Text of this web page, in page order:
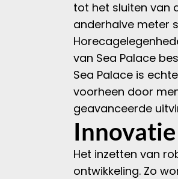
tot het sluiten van
anderhalve meter
van Sea Palace
Sea Palace is
voorheen door
geavanceerde
Het inzetten van
ontwikkeling. Zo